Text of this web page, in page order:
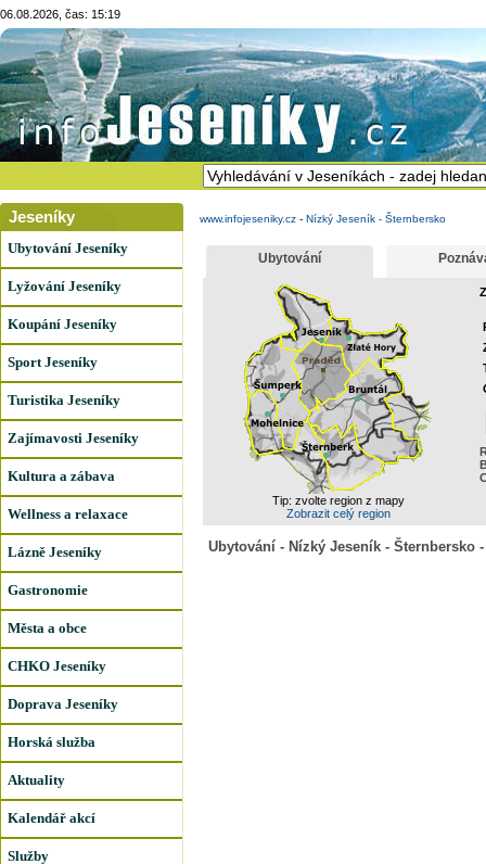
06.08.2026, čas: 15:19
Jeseníky
Ubytování Jeseníky
Lyžování Jeseníky
Koupání Jeseníky
Sport Jeseníky
Turistika Jeseníky
Zajímavosti Jeseníky
Kultura a zábava
Wellness a relaxace
Lázně Jeseníky
Gastronomie
Města a obce
CHKO Jeseníky
Doprava Jeseníky
Horská služba
Aktuality
Kalendář akcí
Služby
www.infojeseniky.cz - Nízký Jeseník - Šternbersko
Ubytování
Tip: zvolte region z mapy
Zobrazit celý region
Ubytování - Nízký Jeseník - Šternbersko